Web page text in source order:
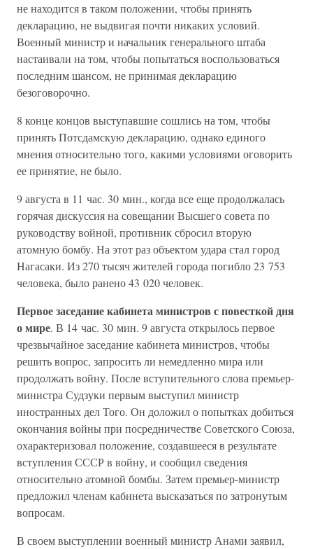
не находится в таком положении, чтобы принять
декларацию, не выдвигая почти никаких условий.
Военный министр и начальник генерального штаба
настаивали на том, чтобы попытаться воспользоваться
последним шансом, не принимая декларацию
безоговорочно.
8 конце концов выступавшие сошлись на том, чтобы
принять Потсдамскую декларацию, однако единого
мнения относительно того, какими условиями оговорить
ее принятие, не было.
9 августа в 11 час. 30 мин., когда все еще продолжалась
горячая дискуссия на совещании Высшего совета по
руководству войной, противник сбросил вторую
атомную бомбу. На этот раз объектом удара стал город
Нагасаки. Из 270 тысяч жителей города погибло 23 753
человека, было ранено 43 020 человек.
Первое заседание кабинета министров с повесткой дня
о мире. В 14 час. 30 мин. 9 августа открылось первое
чрезвычайное заседание кабинета министров, чтобы
решить вопрос, запросить ли немедленно мира или
продолжать войну. После вступительного слова премьер-
министра Судзуки первым выступил министр
иностранных дел Того. Он доложил о попытках добиться
окончания войны при посредничестве Советского Союза,
охарактеризовал положение, создавшееся в результате
вступления СССР в войну, и сообщил сведения
относительно атомной бомбы. Затем премьер-министр
предложил членам кабинета высказаться по затронутым
вопросам.
В своем выступлении военный министр Анами заявил,